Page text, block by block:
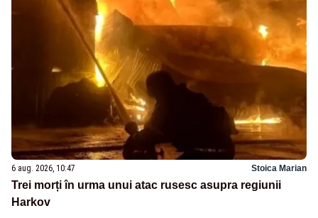
6 aug. 2026, 10:47 Stoica Marian
Trei morți în urma unui atac rusesc asupra regiunii
Harkov